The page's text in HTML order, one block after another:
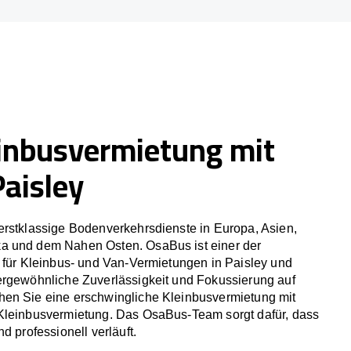
mit
Bodenverkehrsdienste in Europa, Asien,
und dem Nahen Osten. OsaBus ist einer der
Kleinbus- und Van-Vermietungen in Paisley und
Zuverlässigkeit und Fokussierung auf
Sie eine erschwingliche Kleinbusvermietung mit
Das OsaBus-Team sorgt dafür, dass
professionell verläuft.